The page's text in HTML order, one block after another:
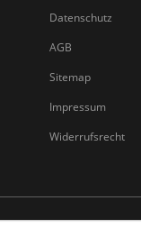
Datenschutz
AGB
Sitemap
Impressum
Widerrufsrecht